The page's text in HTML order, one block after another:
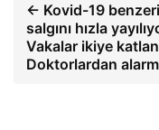
← Kovid-19
salgını hızla
Vakalar ikiye
Doktorlardan